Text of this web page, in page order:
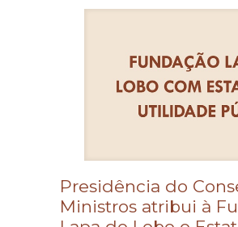
Presidência do
Ministros atribui à